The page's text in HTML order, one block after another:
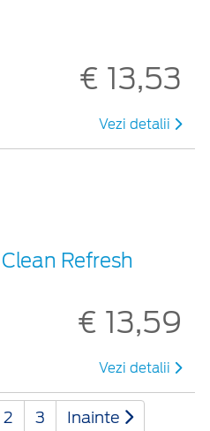
€ 13,53
Vezi detalii
Refresh
€ 13,59
Vezi detalii
2 3 Inainte